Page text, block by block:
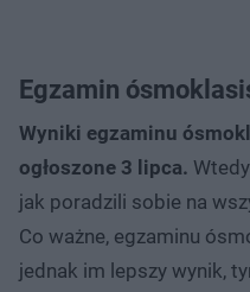
Egzamin
Wyniki egzaminu
ogłoszone 3 lipca.
jak poradzili sobie na
Co ważne, egzaminu
jednak im lepszy wynik,